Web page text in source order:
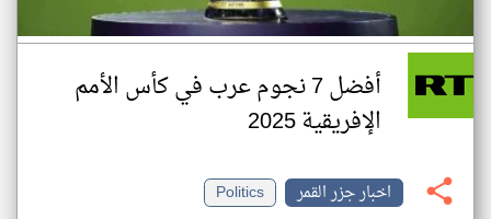
أفضل 7 نجوم عرب في كأس الأمم
الإفريقية 2025
اخبار جزر القمر
Politics